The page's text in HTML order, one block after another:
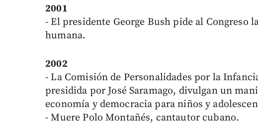
2001
- El presidente George Bush pide al
humana.
2002
- La Comisión de Personalidades por la
presidida por José Saramago, divulgan un
economía y democracia para niños y
- Muere Polo Montañés, cantautor cubano.